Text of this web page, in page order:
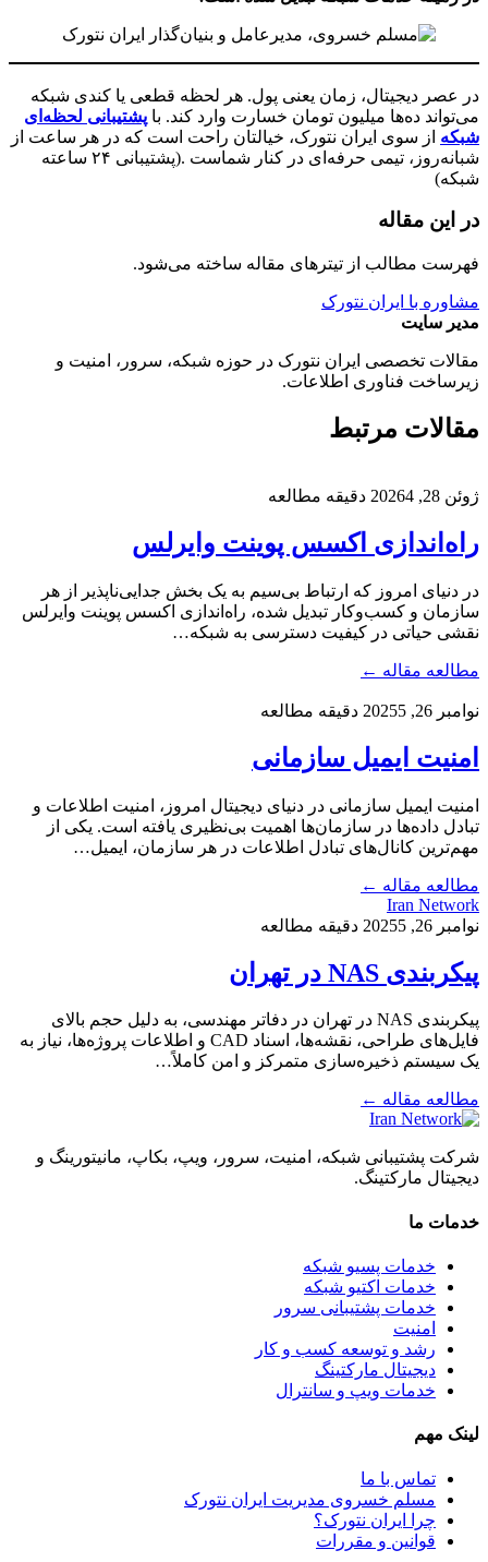
در عصر دیجیتال، زمان یعنی پول. هر لحظه قطعی یا کندی شبکه
می‌تواند ده‌ها میلیون تومان خسارت وارد کند. با پشتیبانی لحظه‌ای
شبکه از سوی ایران نتورک، خیالتان راحت است که در هر ساعت از
شبانه‌روز، تیمی حرفه‌ای در کنار شماست .(پشتیبانی ۲۴ ساعته
شبکه)
در این مقاله
فهرست مطالب از تیترهای مقاله ساخته می‌شود.
مشاوره با ایران نتورک
مدیر سایت
مقالات تخصصی ایران نتورک در حوزه شبکه، سرور، امنیت و
زیرساخت فناوری اطلاعات.
مقالات مرتبط
ژوئن 28, 2026 4 دقیقه مطالعه
راه‌اندازی اکسس پوینت وایرلس
در دنیای امروز که ارتباط بی‌سیم به یک بخش جدایی‌ناپذیر از هر
سازمان و کسب‌وکار تبدیل شده، راه‌اندازی اکسس پوینت وایرلس
نقشی حیاتی در کیفیت دسترسی به شبکه…
مطالعه مقاله ←
نوامبر 26, 2025 5 دقیقه مطالعه
امنیت ایمیل سازمانی
امنیت ایمیل سازمانی در دنیای دیجیتال امروز، امنیت اطلاعات و
تبادل داده‌ها در سازمان‌ها اهمیت بی‌نظیری یافته است. یکی از
مهم‌ترین کانال‌های تبادل اطلاعات در هر سازمان، ایمیل…
مطالعه مقاله ←
Iran Network
نوامبر 26, 2025
5 دقیقه مطالعه
پیکربندی NAS در تهران
پیکربندی NAS در تهران در دفاتر مهندسی، به دلیل حجم بالای
فایل‌های طراحی، نقشه‌ها، اسناد CAD و اطلاعات پروژه‌ها، نیاز به
یک سیستم ذخیره‌سازی متمرکز و امن کاملاً…
مطالعه مقاله ←
شرکت پشتیبانی شبکه، امنیت، سرور، ویپ، بکاپ، مانیتورینگ و
دیجیتال مارکتینگ.
خدمات ما
خدمات پسیو شبکه
خدمات اکتیو شبکه
خدمات پشتیبانی سرور
امنیت
رشد و توسعه کسب و کار
دیجیتال مارکتینگ
خدمات ویپ و سانترال
لینک مهم
تماس با ما
مسلم خسروی مدیریت ایران نتورک
چرا ایران نتورک؟
قوانین و مقررات